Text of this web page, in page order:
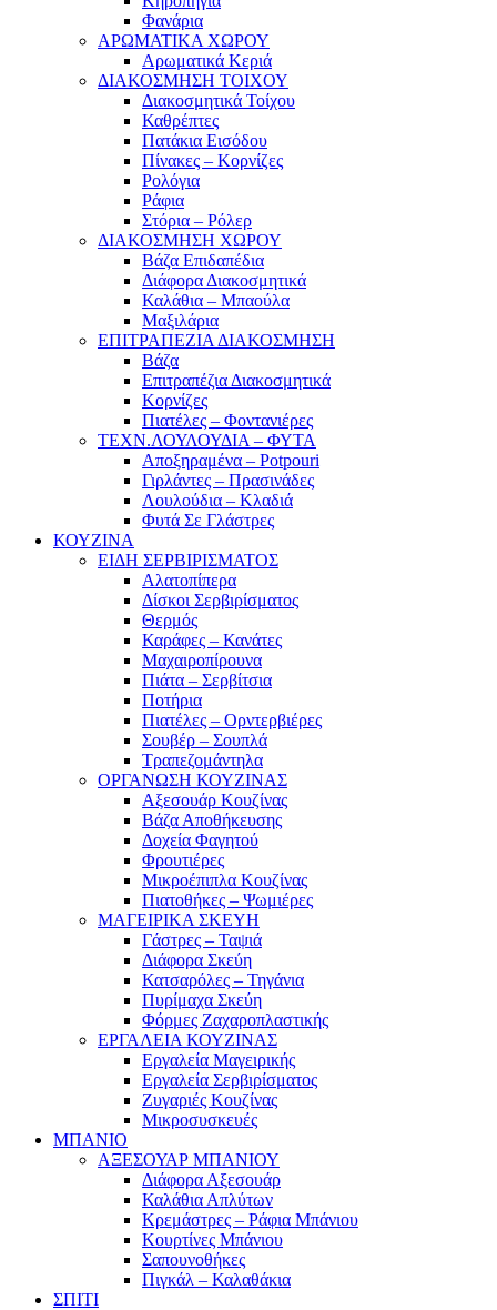
Φανάρια
ΑΡΩΜΑΤΙΚΑ ΧΩΡΟΥ
Αρωματικά Κεριά
ΔΙΑΚΟΣΜΗΣΗ ΤΟΙΧΟΥ
Διακοσμητικά Τοίχου
Καθρέπτες
Πατάκια Εισόδου
Πίνακες – Κορνίζες
Ρολόγια
Ράφια
Στόρια – Ρόλερ
ΔΙΑΚΟΣΜΗΣΗ ΧΩΡΟΥ
Βάζα Επιδαπέδια
Διάφορα Διακοσμητικά
Καλάθια – Μπαούλα
Μαξιλάρια
ΕΠΙΤΡΑΠΕΖΙΑ ΔΙΑΚΟΣΜΗΣΗ
Βάζα
Επιτραπέζια Διακοσμητικά
Κορνίζες
Πιατέλες – Φοντανιέρες
ΤΕΧΝ.ΛΟΥΛΟΥΔΙΑ – ΦΥΤΑ
Αποξηραμένα – Potpouri
Γιρλάντες – Πρασινάδες
Λουλούδια – Κλαδιά
Φυτά Σε Γλάστρες
ΚΟΥΖΙΝΑ
ΕΙΔΗ ΣΕΡΒΙΡΙΣΜΑΤΟΣ
Αλατοπίπερα
Δίσκοι Σερβιρίσματος
Θερμός
Καράφες – Κανάτες
Μαχαιροπίρουνα
Πιάτα – Σερβίτσια
Ποτήρια
Πιατέλες – Ορντερβιέρες
Σουβέρ – Σουπλά
Τραπεζομάντηλα
ΟΡΓΑΝΩΣΗ ΚΟΥΖΙΝΑΣ
Αξεσουάρ Κουζίνας
Βάζα Αποθήκευσης
Δοχεία Φαγητού
Φρουτιέρες
Μικροέπιπλα Κουζίνας
Πιατοθήκες – Ψωμιέρες
ΜΑΓΕΙΡΙΚΑ ΣΚΕΥΗ
Γάστρες – Ταψιά
Διάφορα Σκεύη
Κατσαρόλες – Τηγάνια
Πυρίμαχα Σκεύη
Φόρμες Ζαχαροπλαστικής
ΕΡΓΑΛΕΙΑ ΚΟΥΖΙΝΑΣ
Εργαλεία Μαγειρικής
Εργαλεία Σερβιρίσματος
Ζυγαριές Κουζίνας
Μικροσυσκευές
ΜΠΑΝΙΟ
ΑΞΕΣΟΥΑΡ ΜΠΑΝΙΟΥ
Διάφορα Αξεσουάρ
Καλάθια Απλύτων
Κρεμάστρες – Ράφια Μπάνιου
Κουρτίνες Μπάνιου
Σαπουνοθήκες
Πιγκάλ – Καλαθάκια
ΣΠΙΤΙ